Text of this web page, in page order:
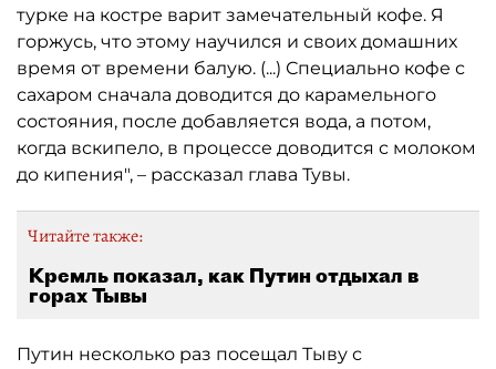
турке на костре варит замечательный кофе. Я
горжусь, что этому научился и своих домашних
время от времени балую. (...) Специально кофе с
сахаром сначала доводится до карамельного
состояния, после добавляется вода, а потом,
когда вскипело, в процессе доводится с молоком
до кипения", – рассказал глава Тувы.
Читайте также:
Кремль показал, как Путин отдыхал в
горах Тывы
Путин несколько раз посещал Тыву с